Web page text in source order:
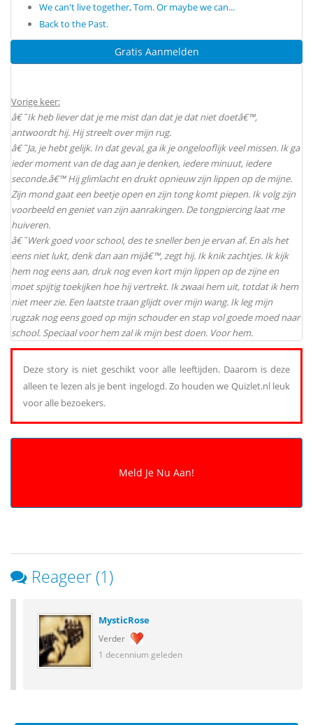
We can't live together, Tom. Or maybe we can...
Back to the Past.
Gratis Aanmelden
Vorige keer:
â€˜Ik heb liever dat je me mist dan dat je dat niet doetâ€™,
antwoordt hij. Hij streelt over mijn rug.
â€˜Ja, je hebt gelijk. In dat geval, ga ik je ongelooflijk veel missen. Ik ga
ieder moment van de dag aan je denken, iedere minuut, iedere
seconde.â€™ Hij glimlacht en drukt opnieuw zijn lippen op de mijne.
Zijn mond gaat een beetje open en zijn tong komt piepen. Ik volg zijn
voorbeeld en geniet van zijn aanrakingen. De tongpiercing laat me
huiveren.
â€˜Werk goed voor school, des te sneller ben je ervan af. En als het
eens niet lukt, denk dan aan mijâ€™, zegt hij. Ik knik zachtjes. Ik kijk
hem nog eens aan, druk nog even kort mijn lippen op de zijne en
moet spijtig toekijken hoe hij vertrekt. Ik zwaai hem uit, totdat ik hem
niet meer zie. Een laatste traan glijdt over mijn wang. Ik leg mijn
rugzak nog eens goed op mijn schouder en stap vol goede moed naar
school. Speciaal voor hem zal ik mijn best doen. Voor hem.
Deze story is niet geschikt voor alle leeftijden. Daarom is deze
alleen te lezen als je bent ingelogd. Zo houden we Quizlet.nl leuk
voor alle bezoekers.
Reageer (1)
MysticRose
Verder
1 decennium geleden